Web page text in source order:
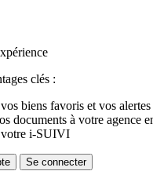
clés :
biens favoris et vos alertes
documents à votre agence
votre i-SUIVI
Se connecter